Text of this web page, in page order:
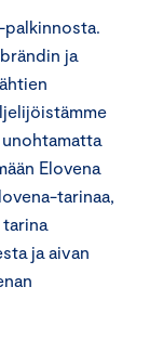
ja
Elovena
tarinaa,
ja aivan